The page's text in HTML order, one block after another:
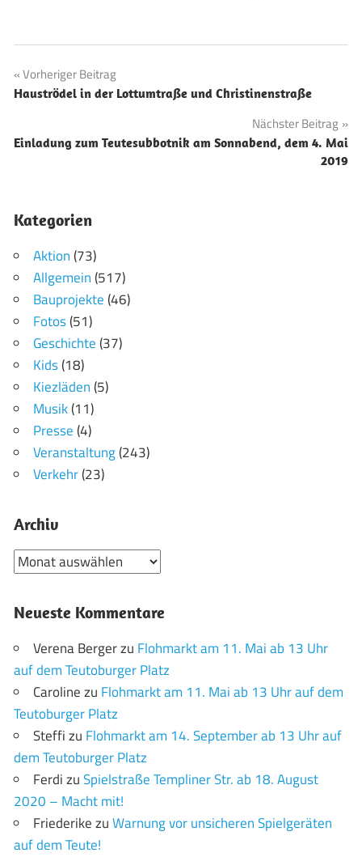
Beitragsnavigation
Vorheriger Beitrag
Hauströdel in der Lottumtraße und Christinenstraße
Nächster Beitrag
Einladung zum Teutesubbotnik am Sonnabend, dem 4. Mai
2019
Kategorien
Aktion(73)
Allgemein(517)
Bauprojekte(46)
Fotos(51)
Geschichte(37)
Kids(18)
Kiezläden(5)
Musik(11)
Presse(4)
Veranstaltung(243)
Verkehr(23)
Archiv
Archiv
Neueste Kommentare
Verena Bergerzu Flohmarkt am 11. Mai ab 13 Uhr
auf dem Teutoburger Platz
Carolinezu Flohmarkt am 11. Mai ab 13 Uhr auf dem
Teutoburger Platz
Steffizu Flohmarkt am 14. September ab 13 Uhr auf
dem Teutoburger Platz
FerdizuSpielstraße Templiner Str. ab 18. August
2020 – Macht mit!
FriederikezuWarnung vor unsicheren Spielgeräten
auf dem Teute!